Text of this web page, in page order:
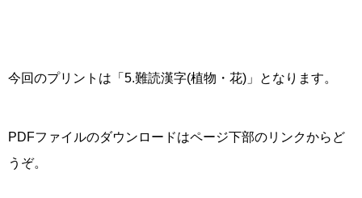
今回のプリントは「5.難読漢字(植物・花)」となります。
PDFファイルのダウンロードはページ下部のリンクからど
うぞ。